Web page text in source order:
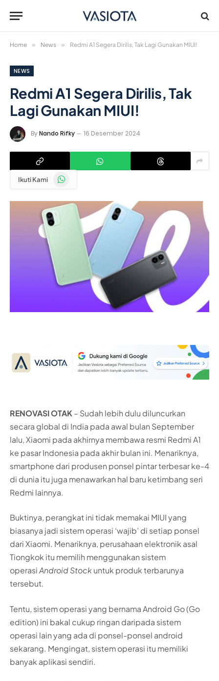
Home » News » Redmi A1 Segera Dirilis, Tak Lagi Gunakan MIUI!
NEWS
Redmi A1 Segera Dirilis, Tak
Lagi Gunakan MIUI!
ByNando Rifky 16 Desember 2024
Ikuti Kami WhatsApp
RENOVASI OTAK– Sudah lebih dulu diluncurkan
secara global di India pada awal bulan September
lalu, Xiaomi pada akhirnya membawa resmi Redmi A1
ke pasar Indonesia pada akhir bulan ini. Menariknya,
smartphone dari produsen ponsel pintar terbesar ke-4
di dunia itu juga menawarkan hal baru ketimbang seri
Redmi lainnya.
Buktinya, perangkat ini tidak memakai MIUI yang
biasanya jadi sistem operasi ‘wajib’ di setiap ponsel
dari Xiaomi. Menariknya, perusahaan elektronik asal
Tiongkok itu memilih menggunakan sistem
operasiAndroid Stockuntuk produk terbarunya
tersebut.
Tentu, sistem operasi yang bernama Android Go (Go
edition) ini bakal cukup ringan daripada sistem
operasi lain yang ada di ponsel-ponsel android
sekarang. Mengingat, sistem operasi itu memiliki
banyak aplikasi sendiri.